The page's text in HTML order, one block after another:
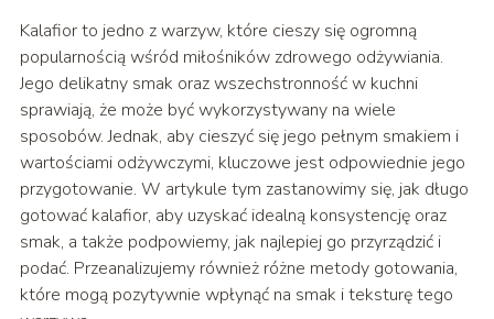
Kalafior to jedno z warzyw, które cieszy się ogromną
popularnością wśród miłośników zdrowego odżywiania.
Jego delikatny smak oraz wszechstronność w kuchni
sprawiają, że może być wykorzystywany na wiele
sposobów. Jednak, aby cieszyć się jego pełnym smakiem i
wartościami odżywczymi, kluczowe jest odpowiednie jego
przygotowanie. W artykule tym zastanowimy się, jak długo
gotować kalafior, aby uzyskać idealną konsystencję oraz
smak, a także podpowiemy, jak najlepiej go przyrządzić i
podać. Przeanalizujemy również różne metody gotowania,
które mogą pozytywnie wpłynąć na smak i teksturę tego